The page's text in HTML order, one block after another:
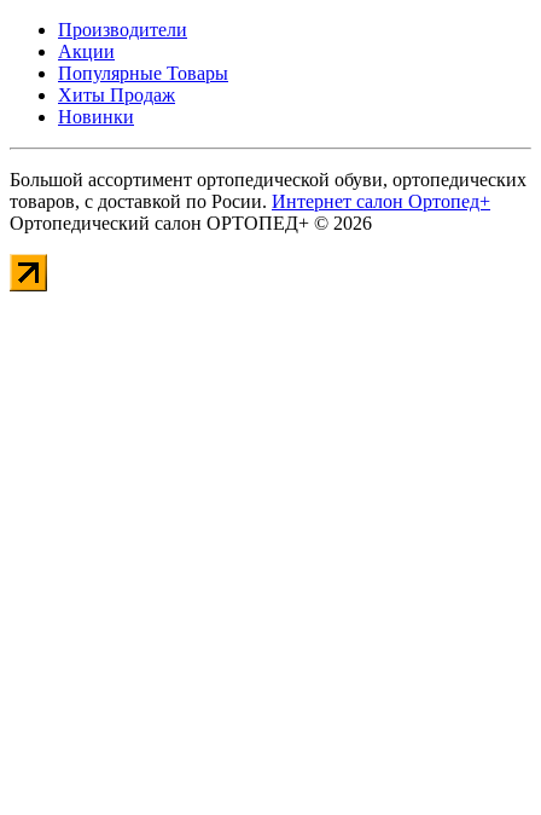
Производители
Акции
Популярные Товары
Хиты Продаж
Новинки
Большой ассортимент ортопедической обуви, ортопедических
товаров, с доставкой по Росии. Интернет салон Ортопед+
Ортопедический салон ОРТОПЕД+ © 2026